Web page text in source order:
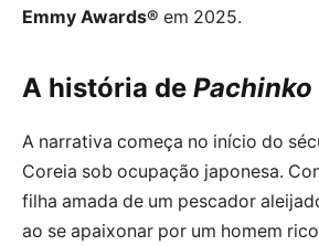
Emmy Awards® em 2025.
A história de Pachinko
A narrativa começa no início do
Coreia sob ocupação japonesa.
filha amada de um pescador
ao se apaixonar por um homem